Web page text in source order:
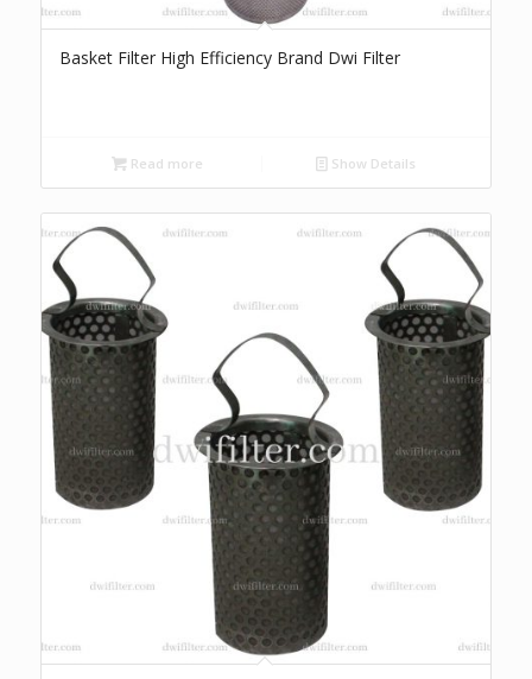
Basket Filter High Efficiency Brand Dwi Filter
Read more Show Details